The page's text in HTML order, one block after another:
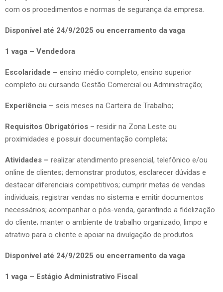
com os procedimentos e normas de segurança da empresa.
Disponível até 24/9/2025 ou encerramento da vaga
1 vaga – Vendedora
Escolaridade – ensino médio completo, ensino superior
completo ou cursando Gestão Comercial ou Administração;
Experiência – seis meses na Carteira de Trabalho;
Requisitos Obrigatórios – residir na Zona Leste ou
proximidades e possuir documentação completa;
Atividades – realizar atendimento presencial, telefônico e/ou
online de clientes; demonstrar produtos, esclarecer dúvidas e
destacar diferenciais competitivos; cumprir metas de vendas
individuais; registrar vendas no sistema e emitir documentos
necessários; acompanhar o pós-venda, garantindo a fidelização
do cliente; manter o ambiente de trabalho organizado, limpo e
atrativo para o cliente e apoiar na divulgação de produtos.
Disponível até 24/9/2025 ou encerramento da vaga
1 vaga – Estágio Administrativo Fiscal